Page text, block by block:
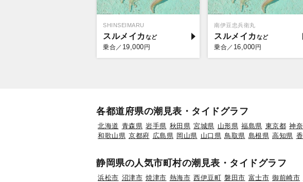
SHINSEIMARU
スルメイカ
乗合／ 19,000 円
南伊豆忠兵衛丸
スルメイカ
乗合／ 16,000 円
各都道府県の潮見表・タイドグラフ
北海道 青森県 岩手県 秋田県 宮城県 山形県 福島県 東京都 神
和歌山県 京都府 広島県 岡山県 山口県 鳥取県 島根県 高知県
静岡県の人気市町村の潮見表・タイドグラフ
浜松市 沼津市 焼津市 熱海市 西伊豆町 磐田市 富士市 御前崎市